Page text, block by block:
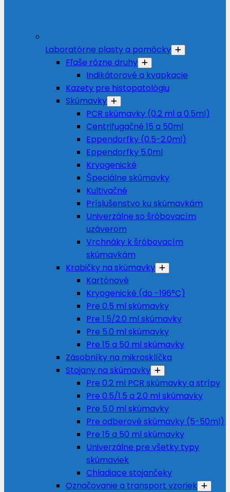
Laboratórne plasty a pomôcky
Fľaše rôzne druhy
Indikátorové a kvapkacie
Kazety pre histopatológiu
Skúmavky
PCR skúmavky (0.2 ml a 0.5ml)
Centrifugačné 15 a 50ml
Eppendorfky (0.5-2.0ml)
Eppendorfky 5.0ml
Kryogenické
Špeciálne skúmavky
Kultivačné
Príslušenstvo ku skúmavkám
Univerzálne so šróbovacím
uzáverom
Vrchnáky k šróbovacím
skúmavkám
Krabičky na skúmavky
Kartónové
Kryogenické (do -196°C)
Pre 0.5 ml skúmavky
Pre 1.5/2.0 ml skúmavky
Pre 5.0 ml skúmavky
Pre 15 a 50 ml skúmavky
Zásobníky na mikrosklíčka
Stojany na skúmavky
Pre 0.2 ml PCR skúmavky a strípy
Pre 0.5/1.5 a 2.0 ml skúmavky
Pre 5.0 ml skúmavky
Pre odberové skúmavky (5-50ml)
Pre 15 a 50 ml skúmavky
Univerzálne pre všetky typy
skúmaviek
Chladiace stojančeky
Označovanie a transport vzoriek